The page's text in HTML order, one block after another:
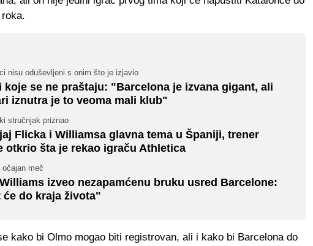
nisu oduševljeni s onim što je izjavio
koje se ne praštaju: "Barcelona je izvana gigant, ali
iznutra je to veoma mali klub"
stručnjak priznao
Flicka i Williamsa glavna tema u Španiji, trener
otkrio šta je rekao igraču Athletica
očajan meč
izveo nezapamćenu bruku usred Barcelone:
će do kraja života"
kako bi Olmo mogao biti registrovan, ali i kako bi Barcelona do